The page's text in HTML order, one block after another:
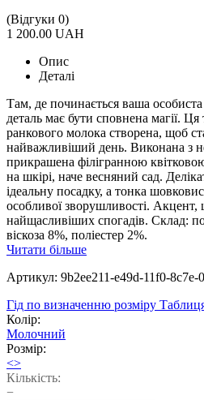
(Відгуки 0)
1 200.00 UAH
Опис
Деталі
Там, де починається ваша особиста
деталь має бути сповнена магії. Ця
ранкового молока створена, щоб
найважливіший день. Виконана з
прикрашена філігранною
на шкірі, наче весняний сад.
ідеальну посадку, а тонка
особливої зворушливості. Акцент,
найщасливіших спогадів. Склад:
віскоза 8%, поліестер 2%.
Читати більше
Артикул: 9b2ee211-e49d-11f0-8c7e-
Гід по визначенню розміру
Колір:
Молочний
Розмір:
<>
Кількість:
−